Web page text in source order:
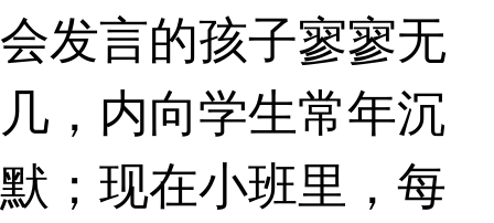
会发言的孩子寥寥无
几，内向学生常年沉
默；现在小班里，每